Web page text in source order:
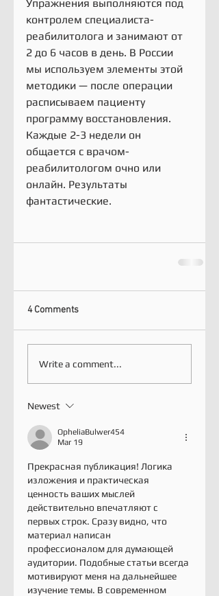
Упражнения выполняются под
контролем специалиста-
реабилитолога и занимают от
2 до 6 часов в день. В России
мы используем элементы этой
методики — после операции
расписываем пациенту
программу восстановления.
Каждые 2-3 недели он
общается с врачом-
реабилитологом очно или
онлайн. Результаты
фантастические.
4 Comments
Write a comment...
Newest
OpheliaBulwer454
Mar 19
Прекрасная публикация! Логика
изложения и практическая
ценность ваших мыслей
действительно впечатляют с
первых строк. Сразу видно, что
материал написан
профессионалом для думающей
аудитории. Подобные статьи всегда
мотивируют меня на дальнейшее
изучение темы. В современном